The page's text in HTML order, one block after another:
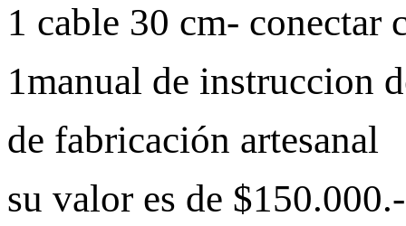
1 cable 30 cm- conectar
1manual de instruccion
de fabricación artesanal
su valor es de $150.000.-